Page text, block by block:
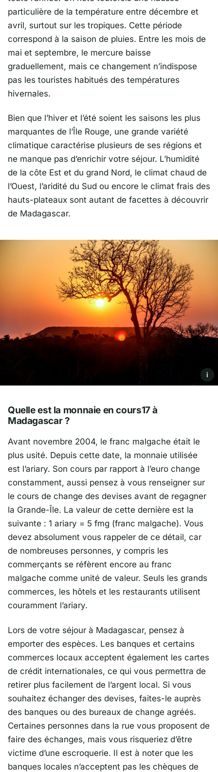
particulière de la température entre décembre et
avril, surtout sur les tropiques. Cette période
correspond à la saison de pluies. Entre les mois de
mai et septembre, le mercure baisse
graduellement, mais ce changement n’indispose
pas les touristes habitués des températures
hivernales.
Bien que l’hiver et l’été soient les saisons les plus
marquantes de l’Île Rouge, une grande variété
climatique caractérise plusieurs de ses régions et
ne manque pas d’enrichir votre séjour. L’humidité
de la côte Est et du grand Nord, le climat chaud de
l’Ouest, l’aridité du Sud ou encore le climat frais des
hauts-plateaux sont autant de facettes à découvrir
de Madagascar.
i
Quelle est la monnaie en cours17 à
Madagascar ?
Avant novembre 2004, le franc malgache était le
plus usité. Depuis cette date, la monnaie utilisée
est l’ariary. Son cours par rapport à l’euro change
constamment, aussi pensez à vous renseigner sur
le cours de change des devises avant de regagner
la Grande-Île. La valeur de cette dernière est la
suivante : 1 ariary = 5 fmg (franc malgache). Vous
devez absolument vous rappeler de ce détail, car
de nombreuses personnes, y compris les
commerçants se réfèrent encore au franc
malgache comme unité de valeur. Seuls les grands
commerces, les hôtels et les restaurants utilisent
couramment l’ariary.
Lors de votre séjour à Madagascar, pensez à
emporter des espèces. Les banques et certains
commerces locaux acceptent également les cartes
de crédit internationales, ce qui vous permettra de
retirer plus facilement de l’argent local. Si vous
souhaitez échanger des devises, faites-le auprès
des banques ou des bureaux de change agréés.
Certaines personnes dans la rue vous proposent de
faire des échanges, mais vous risqueriez d’être
victime d’une escroquerie. Il est à noter que les
banques locales n’acceptent pas les chèques de